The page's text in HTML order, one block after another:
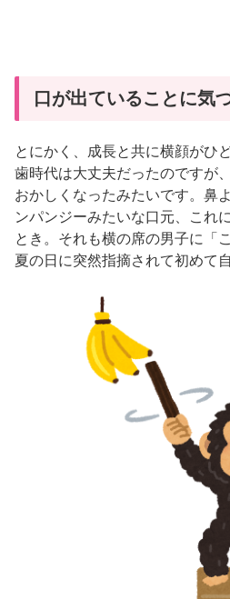
口が出ていることに気
とにかく、成長と共に横顔がひ
歯時代は大丈夫だったのですが
おかしくなったみたいです。鼻
ンパンジーみたいな口元、これ
とき。それも横の席の男子に「
夏の日に突然指摘されて初めて